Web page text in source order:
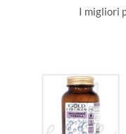
I migliori